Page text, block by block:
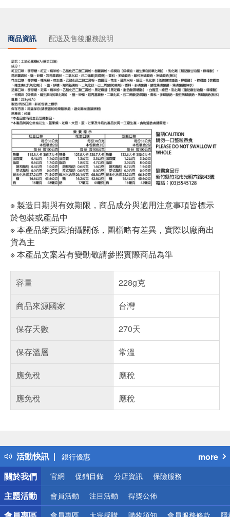
商品資訊 配送及售後服務說明
※ 製造日期與有效期限，商品成分與適用注意事項皆標示
於包裝或產品中
※ 本產品網頁因拍攝關係，圖檔略有差異，實際以廠商出
貨為主
※ 本產品文案若有變動敬請參照實際商品為準
容量
228g克
商品來源國家
台灣
保存天數
270天
保存溫層
常溫
應免稅
應稅
應免稅
應稅
活動快訊
偏遠地區配送
熱門話題
銀行優惠
偏遠地區配送
詐騙網頁！請小心！
more
關於我們
官網 促銷目錄 分店資訊 保險服務
主題活動 會員活動 注目活動 得獎公佈